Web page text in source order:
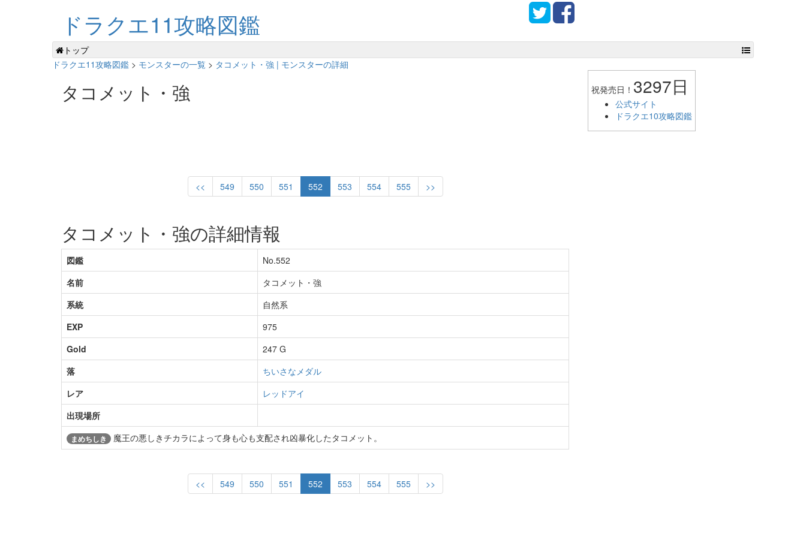
ドラクエ11攻略図鑑
トップ
ドラクエ11攻略図鑑 > モンスターの一覧 > タコメット・強 | モンスターの詳細
タコメット・強
<< 549 550 551 552 553 554 555 >>
タコメット・強の詳細情報
図鑑
No.552
名前
タコメット・強
系統
自然系
EXP
975
Gold
247 G
落
ちいさなメダル
レア
レッドアイ
出現場所
まめちしき 魔王の悪しきチカラによって身も心も支配され凶暴化したタコメット。
<< 549 550 551 552 553 554 555 >>
祝発売日！ 3297日
公式サイト
ドラクエ10攻略図鑑